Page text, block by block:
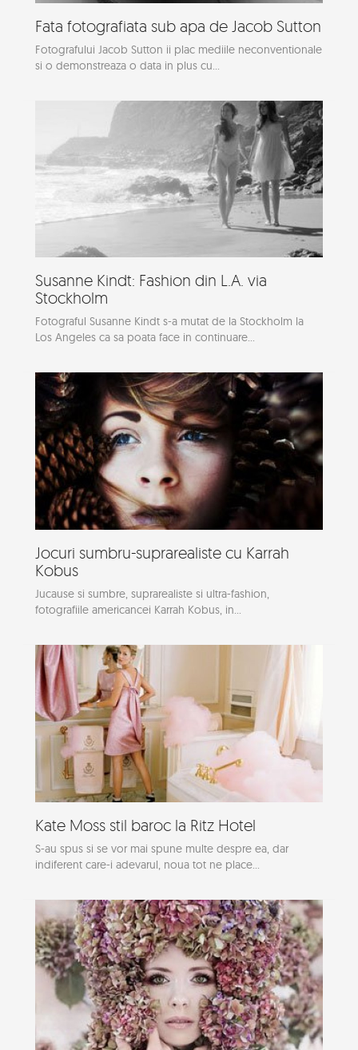
Fata fotografiata sub apa de Jacob Sutton
Fotografului Jacob Sutton ii plac mediile neconventionale
si o demonstreaza o data in plus cu...
Susanne Kindt: Fashion din L.A. via
Stockholm
Fotograful Susanne Kindt s-a mutat de la Stockholm la
Los Angeles ca sa poata face in continuare...
Jocuri sumbru-suprarealiste cu Karrah
Kobus
Jucause si sumbre, suprarealiste si ultra-fashion,
fotografiile americancei Karrah Kobus, in...
Kate Moss stil baroc la Ritz Hotel
S-au spus si se vor mai spune multe despre ea, dar
indiferent care-i adevarul, noua tot ne place...